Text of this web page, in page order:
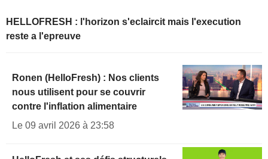
HELLOFRESH : l'horizon s'eclaircit mais l'execution
reste a l'epreuve
Ronen (HelloFresh) : Nos clients
nous utilisent pour se couvrir
contre l'inflation alimentaire
Le 09 avril 2026 à 23:58